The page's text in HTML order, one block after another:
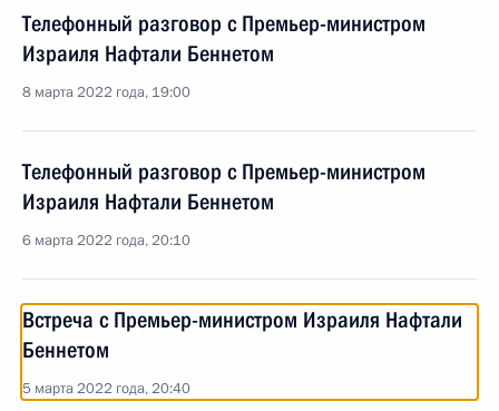
Телефонный разговор с Премьер-министром
Израиля Нафтали Беннетом
8 марта 2022 года, 19:00
Телефонный разговор с Премьер-министром
Израиля Нафтали Беннетом
6 марта 2022 года, 20:10
Встреча с Премьер-министром Израиля Нафтали
Беннетом
5 марта 2022 года, 20:40